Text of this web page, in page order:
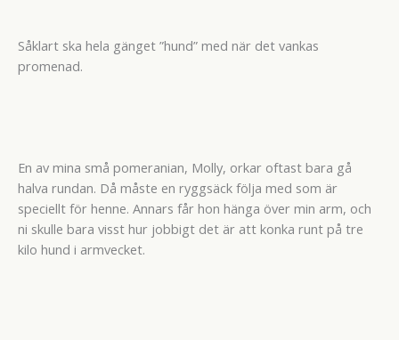
Såklart ska hela gänget ”hund” med när det vankas
promenad.
En av mina små pomeranian, Molly, orkar oftast bara gå
halva rundan. Då måste en ryggsäck följa med som är
speciellt för henne. Annars får hon hänga över min arm, och
ni skulle bara visst hur jobbigt det är att konka runt på tre
kilo hund i armvecket.